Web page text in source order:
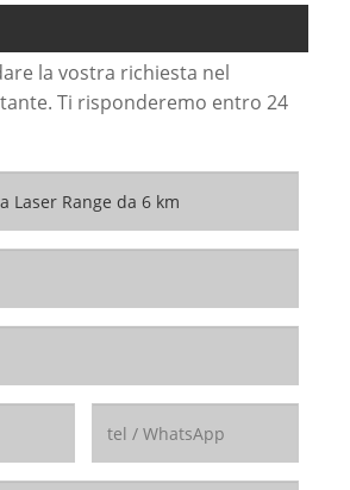
la vostra richiesta nel
Ti risponderemo entro 24